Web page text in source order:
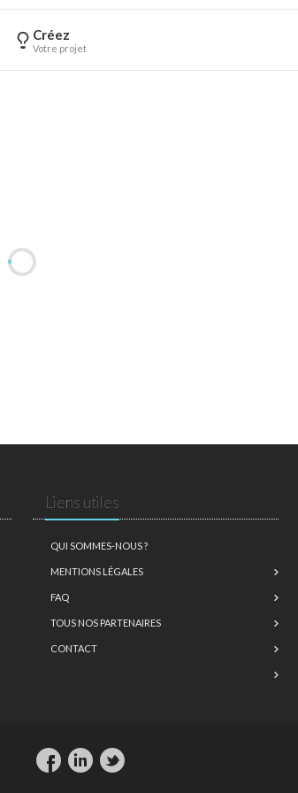
Créez
Votre projet
Liens utiles
QUI SOMMES-NOUS ?
MENTIONS LÉGALES
FAQ
TOUS NOS PARTENAIRES
CONTACT